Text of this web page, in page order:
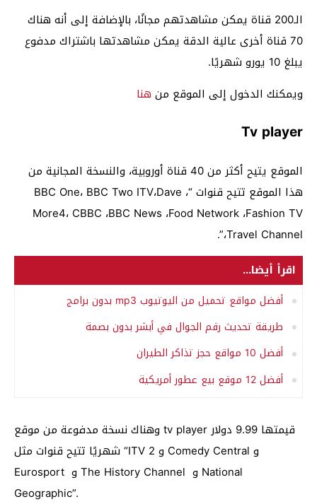
الـ200 قناة يمكن مشاهدتهم مجانًا، بالإضافة إلى أنه هناك
70 قناة أخرى عالية الدقة يمكن مشاهدتها باشتراك مدفوع
يبلغ 10 يورو شهريًا.
ويمكنك الدخول إلى الموقع من هنا
Tv player
الموقع يتيح أكثر من 40 قناة أوروبية، والنسخة المجانية من
هذا الموقع تتيح قنوات “BBC One، BBC Two ITV،Dave ،
More4، CBBC ،BBC News ،Food Network ،Fashion TV
،Travel Channel”.
اقرأ أيضا...
أفضل مواقع تحميل من اليوتيوب mp3 بدون برامج
طريقة تحديث رقم الجوال في أبشر بدون بصمة
أفضل 10 مواقع حجز تذاكر الطيران
أفضل 12 موقع بيع عطور أمريكية
وهناك نسخة مدفوعة من موقع tv player قيمتها 9.99 دولار
شهريًا تتيح قنوات مثل “ITV 2 و Comedy Central و
Eurosport و The History Channel و National
Geographic”.